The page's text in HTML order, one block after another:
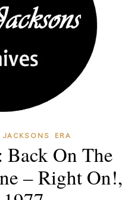
ERA
Back On The
– Right On!,